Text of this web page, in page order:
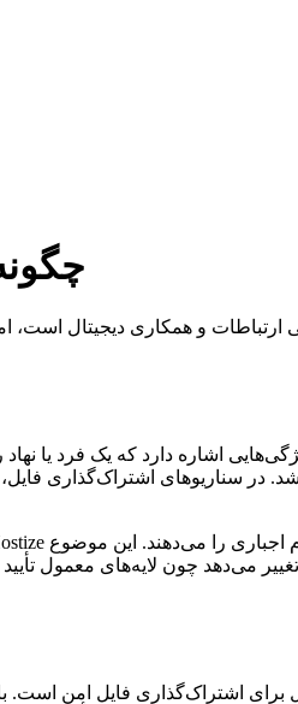
و همکاری دیجیتال است،
اشاره دارد که یک فرد یا
در سناریوهای اشتراک‌گذاری
می‌دهد چون لایه‌های معمول
برای اشتراک‌گذاری فایل امن است.